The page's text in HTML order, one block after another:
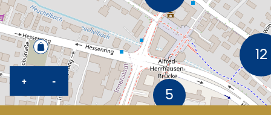
+KARTE HEREINZOOMEN
-KARTE HERAUSZOOMEN